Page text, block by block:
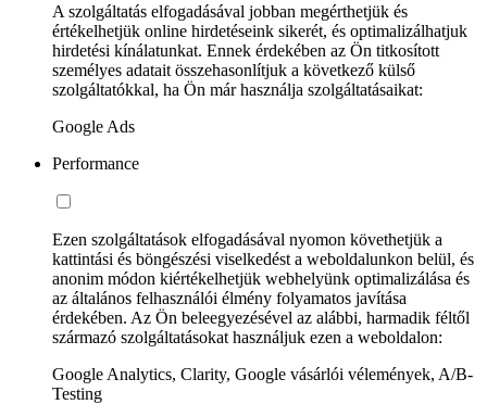
A szolgáltatás elfogadásával jobban megérthetjük és
értékelhetjük online hirdetéseink sikerét, és optimalizálhatjuk
hirdetési kínálatunkat. Ennek érdekében az Ön titkosított
személyes adatait összehasonlítjuk a következő külső
szolgáltatókkal, ha Ön már használja szolgáltatásaikat:
Google Ads
Performance
Ezen szolgáltatások elfogadásával nyomon követhetjük a
kattintási és böngészési viselkedést a weboldalunkon belül, és
anonim módon kiértékelhetjük webhelyünk optimalizálása és
az általános felhasználói élmény folyamatos javítása
érdekében. Az Ön beleegyezésével az alábbi, harmadik féltől
származó szolgáltatásokat használjuk ezen a weboldalon:
Google Analytics, Clarity, Google vásárlói vélemények, A/B-
Testing